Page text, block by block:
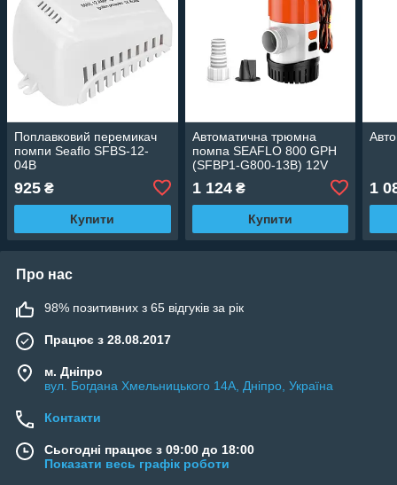
Поплавковий перемикач
помпи Seaflo SFBS-12-
04B
925 ₴
Купити
Автоматична трюмна
помпа SEAFLO 800 GPH
(SFBP1-G800-13B) 12V
1 124₴
Купити
1
Про нас
98% позитивних з 65 відгуків за рік
Працює з 28.08.2017
м. Дніпро
вул. Богдана Хмельницького 14А, Дніпро, Україна
Контакти
Сьогодні працює з 09:00 до 18:00
Показати весь графік роботи